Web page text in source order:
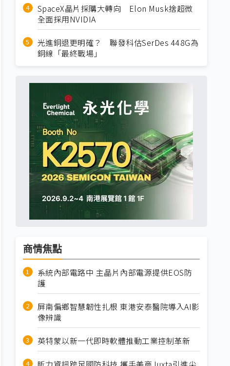
SpaceX晶片採購大轉向 Elon Musk捨超微
全面採用NVIDIA
光進銅退更明確？ 聯發科估SerDes 448G為
銅線「最終戰場」
商情焦點
系統內部電路中 主晶片內部電源提供EOS防
護
屏南偏鄉智慧韌性扎根 東港安泰醫院導入AI影
像辨識
英特蒙以新一代即時軟體推動工業控制革新